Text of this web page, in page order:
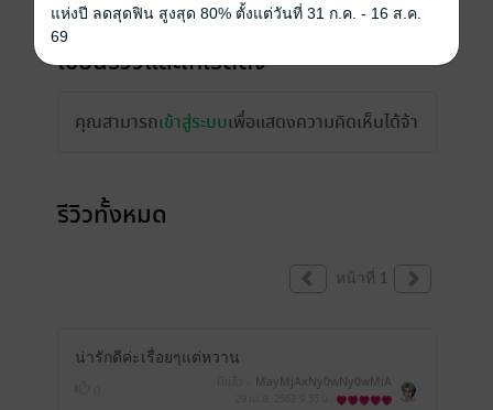
เขียนรีวิวและให้เรตติ้ง
คุณสามารถเข้าสู่ระบบเพื่อแสดงความคิดเห็นได้จ้า
รีวิวทั้งหมด
หน้าที่ 1
น่ารักดีค่ะเรื่อยๆแต่หวาน
MayMjAxNy0wNy0wMiA
yMToxMjowMg==
แห่งปี ลดสุดฟิน สูงสุด 80% ตั้งแต่วันที่ 31 ก.ค. - 16 ส.ค.
69